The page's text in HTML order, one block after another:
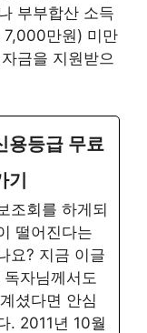
부부합산 소득
만원) 미만
금을 지원받으
용등급 무료
기
조회를 하게되
떨어진다는
요? 지금 이글
자님께서도
셨다면 안심
. 2011년 10월